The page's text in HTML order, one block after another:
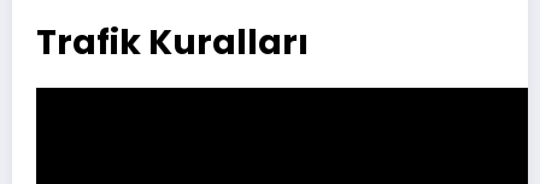
Trafik Kuralları